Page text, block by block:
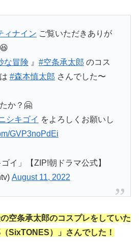
ィナイン ご覧いただきありが
な冒険 』 #空条承太郎 のコス
#森本慎太郎 さんでした〜
か？🤗
シキゴイ をよろしくお願いし
GVP3noPdEi
イ」【ZIP!朝ドラマ公式】
August 11, 2022
空条承太郎のコスプレをしていた
SixTONES）」さんでした！